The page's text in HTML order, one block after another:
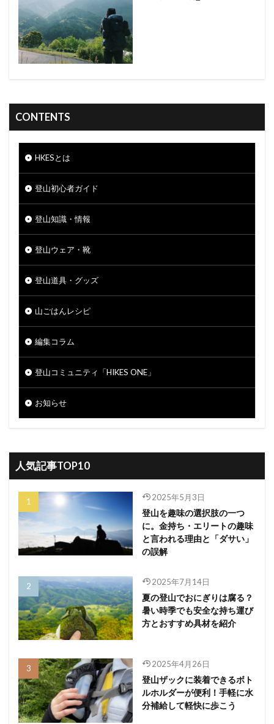
CONTENTS
HKESとは
登山初心者ガイド
登山知識・情報
登山ウェア・靴
登山道具・グッズ
山ごはんレシピ
編集コラム
登山コミュニティ「HIKES ONE」
お知らせ
人気記事TOP10
2025年5月3日
登山を趣味の選択肢の一つ
に。金持ち・エリートの趣味
と言われる理由と「ダサい」
の誤解
2025年7月14日
夏の登山でおにぎりは腐る？
暑い時季でも安全な持ち運び
方とおすすめ具材を紹介
2025年4月26日
登山ザックに装着できるボト
ルホルダーが便利！手軽に水
分補給して軽快に歩こう